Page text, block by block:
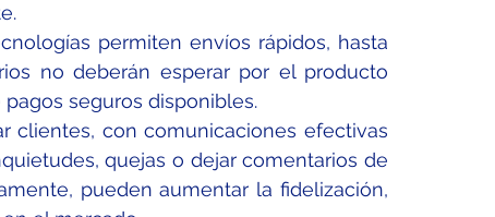
permiten envíos rápidos, hasta
no deberán esperar por el producto
seguros disponibles.
clientes, con comunicaciones efectivas
quejas o dejar comentarios de
pueden aumentar la fidelización,